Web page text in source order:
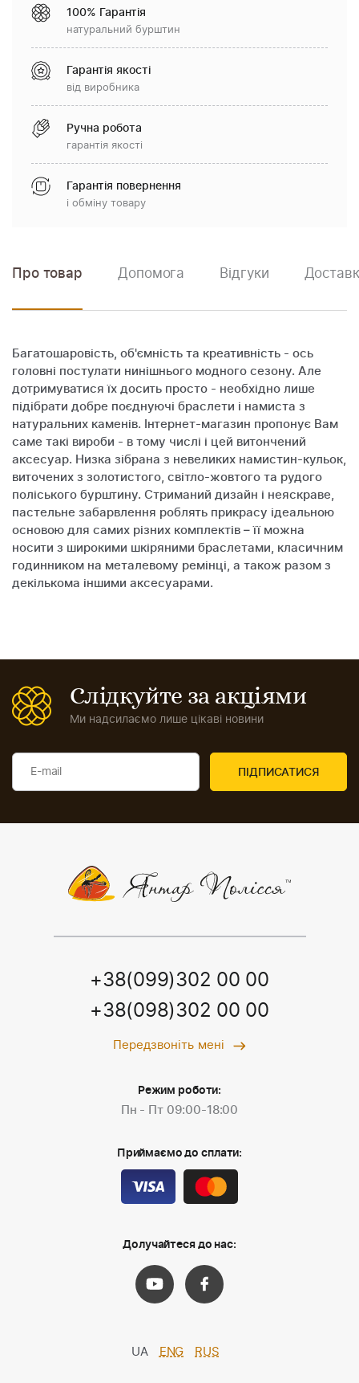
100% Гарантія
натуральний бурштин
Гарантія якості
від виробника
Ручна робота
гарантія якості
Гарантія повернення
і обміну товару
Про товар Допомога Відгуки
Багатошаровість, об'ємність та креативність - ось
головні постулати нинішнього модного сезону. Але
дотримуватися їх досить просто - необхідно лише
підібрати добре поєднуючі браслети і намиста з
натуральних каменів. Інтернет-магазин пропонує Вам
саме такі вироби - в тому числі і цей витончений
аксесуар. Низка зібрана з невеликих намистин-кульок,
виточених з золотистого, світло-жовтого та рудого
поліського бурштину. Стриманий дизайн і неяскраве,
пастельне забарвлення роблять прикрасу ідеальною
основою для самих різних комплектів – її можна
носити з широкими шкіряними браслетами, класичним
годинником на металевому ремінці, а також разом з
декількома іншими аксесуарами.
Слідкуйте за акціями
Ми надсилаємо лише цікаві новини
+38(099)302 00 00
+38(098)302 00 00
Передзвоніть мені
Режим роботи:
Пн - Пт 09:00-18:00
Приймаємо до сплати:
Долучайтеся до нас:
UA ENG RUS